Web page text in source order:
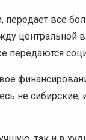
передает всё
передаются
не сибирские,